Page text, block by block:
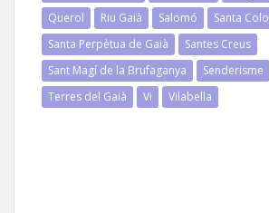
Querol
Riu Gaià Salomó
Santa
Santa Perpètua de Gaià
Santes Creus
Sant Magí de la Brufaganya
Senderisme
Terres del Gaià
Vi Vilabella